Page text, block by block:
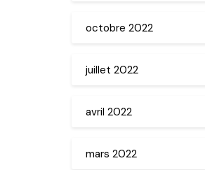
octobre 2022
juillet 2022
avril 2022
mars 2022